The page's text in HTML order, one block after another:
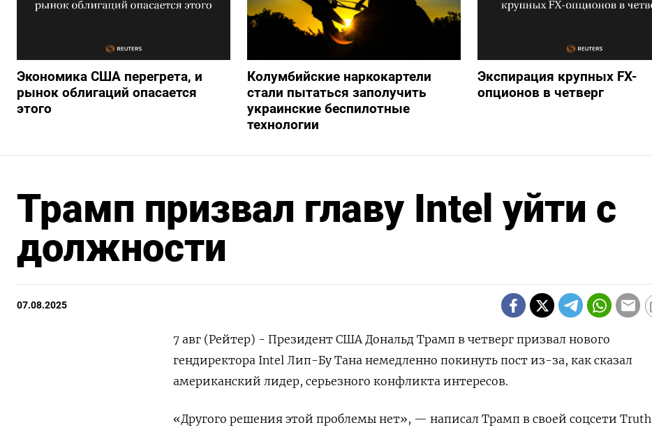
Экономика США перегрета, и
рынок облигаций опасается
этого
Колумбийские наркокартели
стали пытаться заполучить
украинские беспилотные
технологии
Экспирация крупных FX-
опционов в четверг
Трамп призвал главу Intel уйти с
должности
07.08.2025
7 авг (Рейтер) - Президент США Дональд Трамп в четверг призвал нового
гендиректора Intel Лип-Бу Тана немедленно покинуть пост из-за, как сказал
американский лидер, серьезного конфликта интересов.
«Другого решения этой проблемы нет», — написал Трамп в своей соцсети Truth